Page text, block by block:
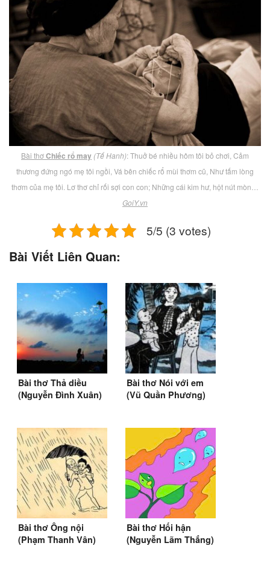
Bài thơChiếc rổ may (Tế Hanh): Thuở bé nhiều hôm tôi bỏ chơi, Cảm
thương đứng ngó mẹ tôi ngồi, Vá bên chiếc rổ mùi thơm cũ, Như tấm lòng
thơm của mẹ tôi. Lơ thơ chỉ rối sợi con con; Những cái kim hư, hột nút mòn…
GoiY.vn
5/5 (3 votes)
Bài Viết Liên Quan:
Bài thơ Thả diều
(Nguyễn Đình Xuân)
Bài thơ Nói với em
(Vũ Quần Phương)
Bài thơ Ông nội
(Phạm Thanh Vân)
Bài thơ Hối hận
(Nguyễn Lãm Thắng)